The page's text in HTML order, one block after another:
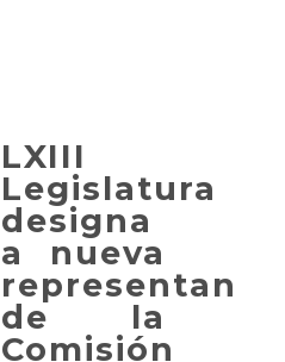
LXIII
Legislatura
designa
a nueva
representante
de la
Comisión